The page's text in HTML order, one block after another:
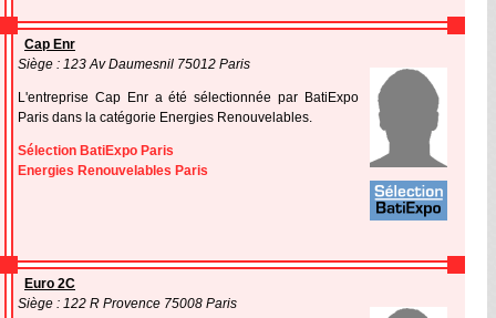
Cap Enr
Siège : 123 Av Daumesnil 75012 Paris
L'entreprise Cap Enr a été sélectionnée par BatiExpo
Paris dans la catégorie Energies Renouvelables.
Sélection BatiExpo Paris
Energies Renouvelables Paris
Euro 2C
Siège : 122 R Provence 75008 Paris